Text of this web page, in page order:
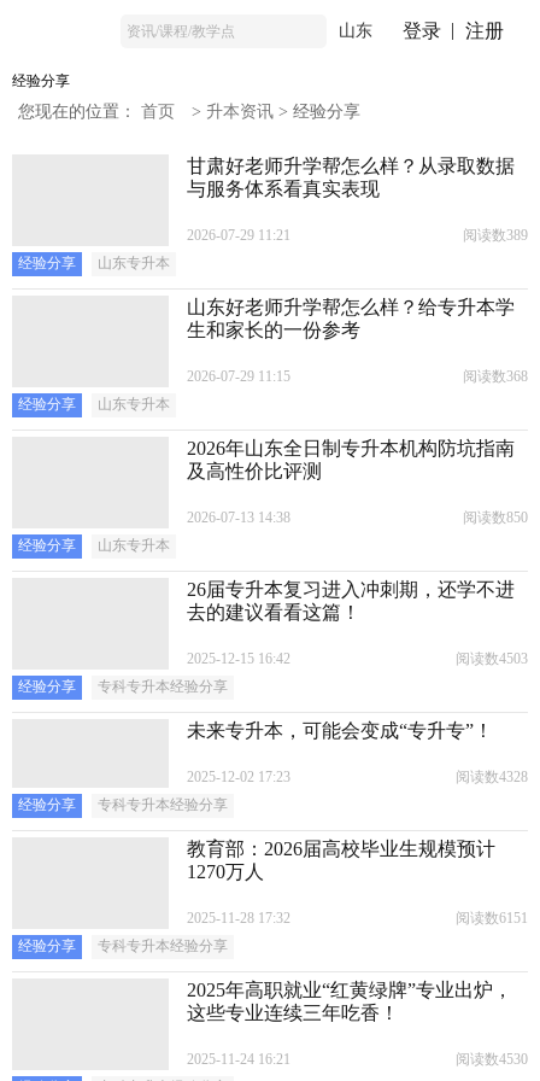
山东 登录 注册
经验分享
您现在的位置： 首页 > 升本资讯 > 经验分享
甘肃好老师升学帮怎么样？从录取数据
与服务体系看真实表现
2026-07-29 11:21
阅读数389
经验分享
山东专升本
山东好老师升学帮怎么样？给专升本学
生和家长的一份参考
2026-07-29 11:15
阅读数368
经验分享
山东专升本
2026年山东全日制专升本机构防坑指南
及高性价比评测
2026-07-13 14:38
阅读数850
经验分享
山东专升本
26届专升本复习进入冲刺期，还学不进
去的建议看看这篇！
2025-12-15 16:42
阅读数4503
经验分享
专科专升本经验分享
未来专升本，可能会变成“专升专”！
2025-12-02 17:23
阅读数4328
经验分享
专科专升本经验分享
教育部：2026届高校毕业生规模预计
1270万人
2025-11-28 17:32
阅读数6151
经验分享
专科专升本经验分享
2025年高职就业“红黄绿牌”专业出炉，
这些专业连续三年吃香！
2025-11-24 16:21
阅读数4530